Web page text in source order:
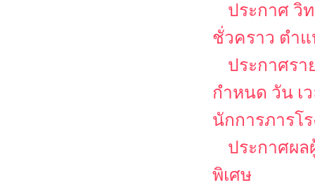
ประกาศ วิ
ชั่วคราว ตำแ
ประกาศรา
กำหนด วัน เ
นักการภารโ
ประกาศผ
พิเศษ